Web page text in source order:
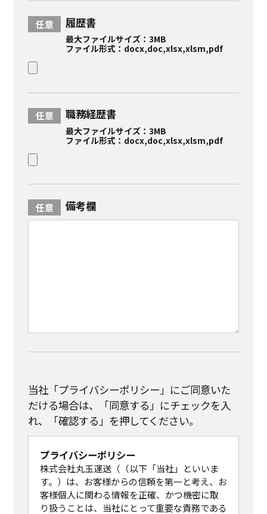
履歴書
最大ファイルサイズ：3MB
ファイル形式：docx,doc,xlsx,xlsm,pdf
職務経歴書
最大ファイルサイズ：3MB
ファイル形式：docx,doc,xlsx,xlsm,pdf
備考欄
当社「プライバシーポリシー」にご同意いた
だける場合は、「同意する」にチェックを入
れ、「確認する」を押してください。
プライバシーポリシー
株式会社丸玉運送（（以下「当社」といいま
す。）は、お客様からの信頼を第一と考え、お
客様個人に関わる情報を正確、かつ機密に取
り扱うことは、当社にとって重要な責務である